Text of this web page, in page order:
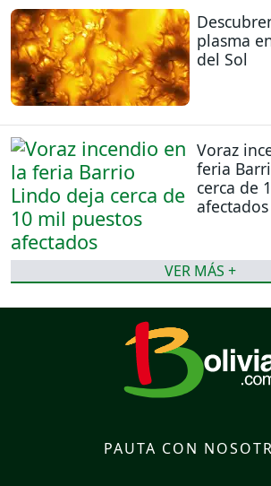
plasma
del Sol
Voraz
feria
cerca de
afectados
VER MÁS +
PAUTA CON